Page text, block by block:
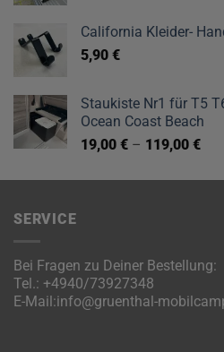
California Kleider-
5,90 €
Staukiste Nr1 für T5
Ocean Coast Beach
19,00 € – 119,00 €
SERVICE
Bei Fragen zu Deiner Bestellung:
Tel.: +4940/73927348
E-Mail:info@gruenthal-